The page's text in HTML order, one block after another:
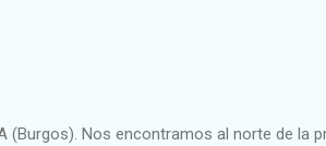
(Burgos). Nos encontramos al norte de la